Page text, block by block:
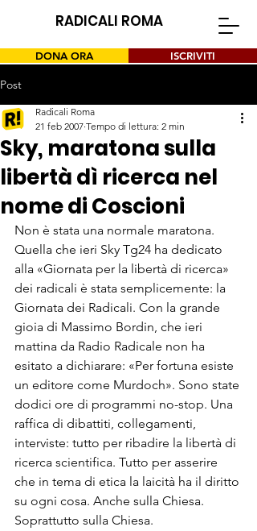
RADICALI ROMA
DONA ORA ISCRIVITI
Post
Sky, maratona sulla
libertà dì ricerca nel
nome di Coscioni
Radicali Roma
21 feb 2007 Tempo di lettura: 2 min
Non è stata una nor­male maratona.
Quella che ieri Sky Tg24 ha dedicato
alla «Giorna­ta per la libertà di ricerca»
dei radi­cali è stata semplicemente: la
Giornata dei Radicali. Con la gran­de
gioia di Massimo Bordin, che ie­ri
mattina da Radio Radicale non ha
esitato a dichiarare: «Per fortu­na esiste
un editore come Murdo­ch». Sono state
dodici ore di programmi no-stop. Una
raffica di di­battiti, collegamenti,
interviste: tutto per ribadire la libertà di
ri­cerca scientifica. Tutto per asseri­re
che in tema di etica la laicità ha il diritto
su ogni cosa. Anche sulla Chiesa.
Soprattutto sulla Chiesa.